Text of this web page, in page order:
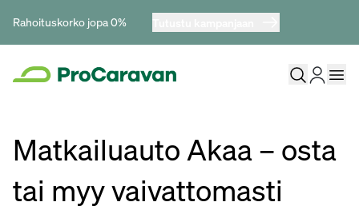
Rahoituskorko jopa 0%
Matkailuauto Akaa – osta
tai myy vaivattomasti